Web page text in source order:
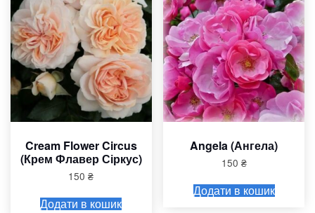
Cream Flower Circus
(Крем Флавер Сіркус)
150₴
Додати в кошик
Angela (Ангела)
150 ₴
Додати в кошик